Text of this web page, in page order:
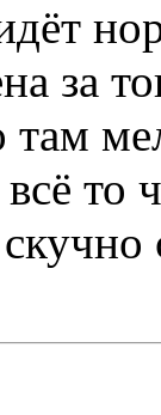
за
то